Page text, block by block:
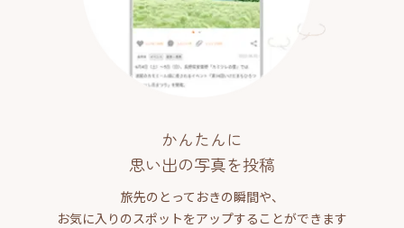
かんたんに
思い出の写真を投稿
旅先のとっておきの瞬間や、
お気に入りのスポットをアップすることができます